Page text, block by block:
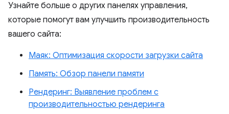
Узнайте больше о других панелях управления,
которые помогут вам улучшить производительность
вашего сайта:
Маяк: Оптимизация скорости загрузки сайта
Память: Обзор панели памяти
Рендеринг: Выявление проблем с
производительностью рендеринга